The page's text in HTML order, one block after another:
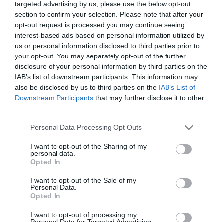
targeted advertising by us, please use the below opt-out
section to confirm your selection. Please note that after your
opt-out request is processed you may continue seeing
interest-based ads based on personal information utilized by
us or personal information disclosed to third parties prior to
your opt-out. You may separately opt-out of the further
disclosure of your personal information by third parties on the
IAB’s list of downstream participants. This information may
also be disclosed by us to third parties on the IAB’s List of
Downstream Participants that may further disclose it to other
Personal Data Processing Opt Outs
I want to opt-out of the Sharing of my
personal data.
Opted In
I want to opt-out of the Sale of my
Personal Data.
Opted In
I want to opt-out of processing my
bližini pošte je do nje pristopil neznanec, kateri ji
je ob telo prislonil nož in ji zagrozil naj ne kriči in,
da pozna njenega brata in ve kje stanuje. Ko jima
je nasproti prišla neznana ženska je pobegnil. Za
neznancem poizvedujemo.
V PONEDELJEK zjutraj ob osmi uri smo bili
obveščeni o ropu na Tomšičevi cesti v Velenju. V
trafiko 3 dva je vstopil neznan moški v črnih
oblačilih na glavi je imel črno kapo. S pištolo in
ruto na obrazu je zagrozil delavki in od nje
Izročila mu je manjšo vsoto gotovine. Po dejanju